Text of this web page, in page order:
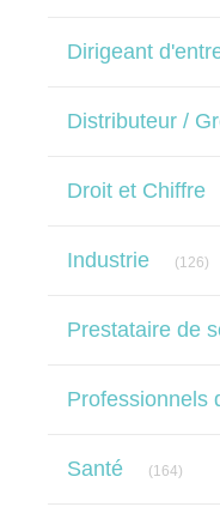
Dirigeant
Distributeur /
Droit et Chiffre
Industrie (126)
Prestataire de
Professionnels
Santé (164)